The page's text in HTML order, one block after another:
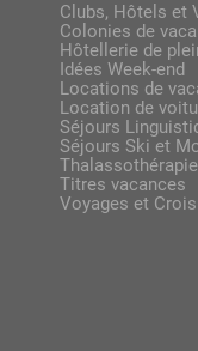
Clubs, Hôtels et
Colonies de
Hôtellerie de
Idées Week-end
Locations de
Location de
Séjours
Séjours Ski et
Titres vacances
Voyages et